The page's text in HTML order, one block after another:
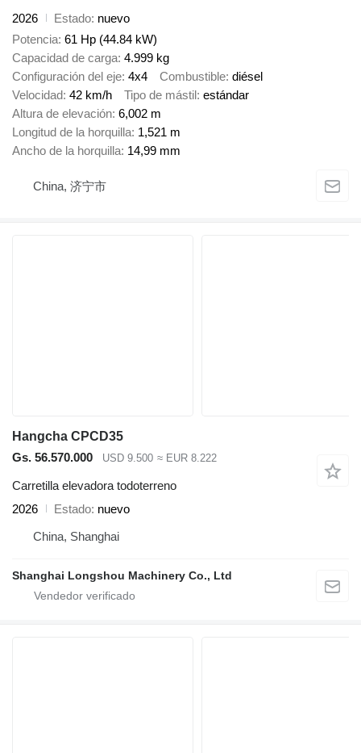
2026
Estado nuevo
Potencia 61 Hp (44.84 kW)
Capacidad de carga 4.999 kg
Configuración del eje 4x4 Combustible diésel
Velocidad 42 km/h Tipo de mástil estándar
Altura de elevación 6,002 m
Longitud de la horquilla 1,521 m
Ancho de la horquilla 14,99 mm
China, 济宁市
Hangcha CPCD35
Gs. 56.570.000
USD 9.500 ≈ EUR 8.222
Carretilla elevadora todoterreno
2026
Estado nuevo
China, Shanghai
Shanghai Longshou Machinery Co., Ltd